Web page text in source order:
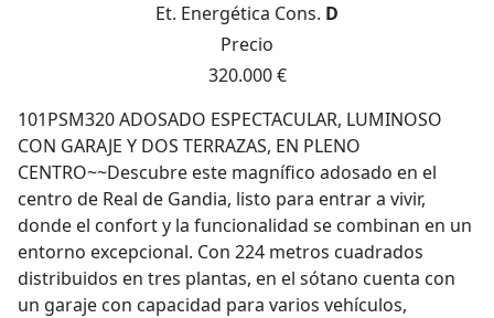
Et. Energética Cons. D
Precio
320.000 €
101PSM320 ADOSADO ESPECTACULAR, LUMINOSO
CON GARAJE Y DOS TERRAZAS, EN PLENO
CENTRO~~Descubre este magnífico adosado en el
centro de Real de Gandia, listo para entrar a vivir,
donde el confort y la funcionalidad se combinan en un
entorno excepcional. Con 224 metros cuadrados
distribuidos en tres plantas, en el sótano cuenta con
un garaje con capacidad para varios vehículos,